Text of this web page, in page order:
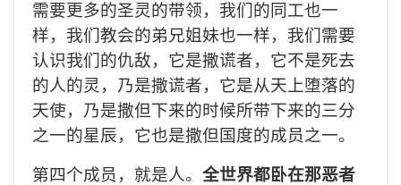
需要更多的圣灵的带领，我们的同工也一
样，我们教会的弟兄姐妹也一样，我们需要
认识我们的仇敌，它是撒谎者，它不是死去
的人的灵，乃是撒谎者，它是从天上堕落的
天使，乃是撒但下来的时候所带下来的三分
之一的星辰，它也是撒但国度的成员之一。
第四个成员，就是人。 全世界都卧在那恶者